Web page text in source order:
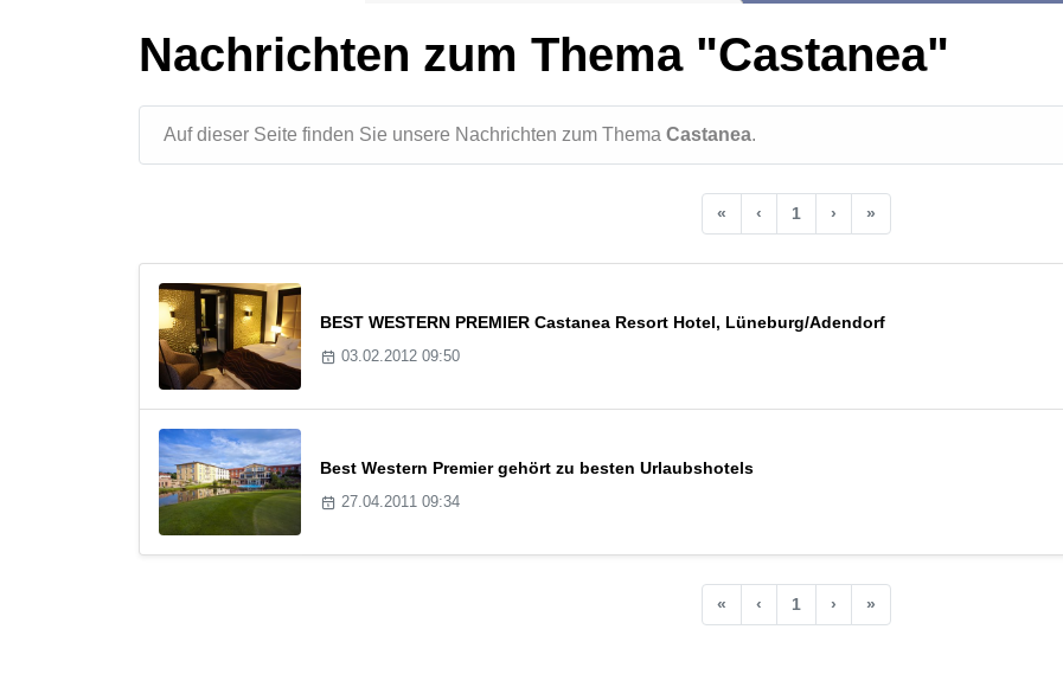
Nachrichten zum Thema "Castanea"
Auf dieser Seite finden Sie unsere Nachrichten zum Thema Castanea.
« ‹ 1 › »
BEST WESTERN PREMIER Castanea Resort Hotel, Lüneburg/Adendorf
03.02.2012 09:50
Best Western Premier gehört zu besten Urlaubshotels
27.04.2011 09:34
« ‹ 1 › »